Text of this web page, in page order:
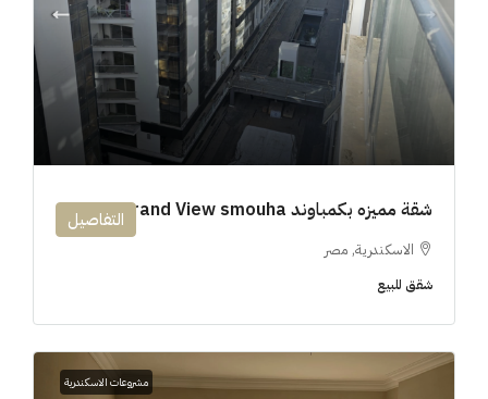
شقة مميزه بكمباوند 194m Grand View smouha
الاسكندرية, مصر
شقق للبيع
التفاصيل
مشروعات الاسكندرية